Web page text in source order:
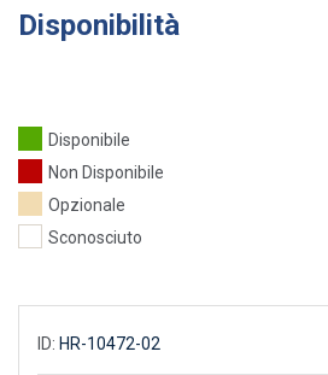
Disponibilità
Disponibile
Non Disponibile
Opzionale
Sconosciuto
ID: HR-10472-02